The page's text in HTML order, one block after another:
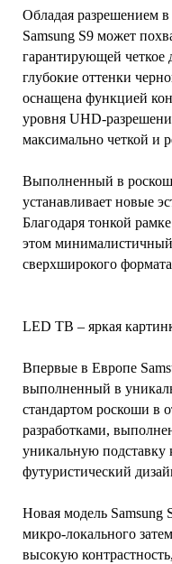
Обладая разрешением
Samsung S9 может
гарантирующей четкое
глубокие оттенки
оснащена функцией
уровня UHD-
максимально четкой и
Выполненный в
устанавливает новые
Благодаря тонкой
этом минималистичный
сверхширокого
LED ТВ – яркая
Впервые в Европе
выполненный в
стандартом роскоши в
разработками,
уникальную
футуристический
Новая модель
микро-локального
высокую